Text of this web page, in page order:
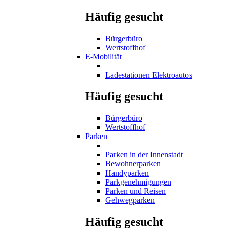
Häufig gesucht
Bürgerbüro
Wertstoffhof
E-Mobilität
Ladestationen Elektroautos
Häufig gesucht
Bürgerbüro
Wertstoffhof
Parken
Parken in der Innenstadt
Bewohnerparken
Handyparken
Parkgenehmigungen
Parken und Reisen
Gehwegparken
Häufig gesucht